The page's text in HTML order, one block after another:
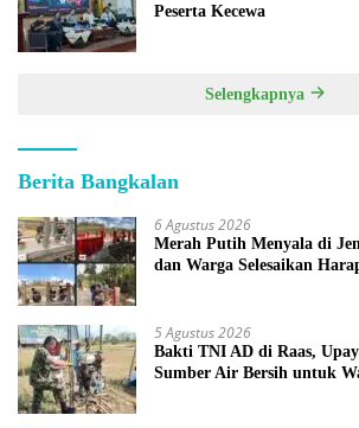
Peserta Kecewa
Selengkapnya
Berita Bangkalan
6 Agustus 2026
Merah Putih Menyala di
dan Warga Selesaikan
5 Agustus 2026
Bakti TNI AD di Raas,
Sumber Air Bersih untuk